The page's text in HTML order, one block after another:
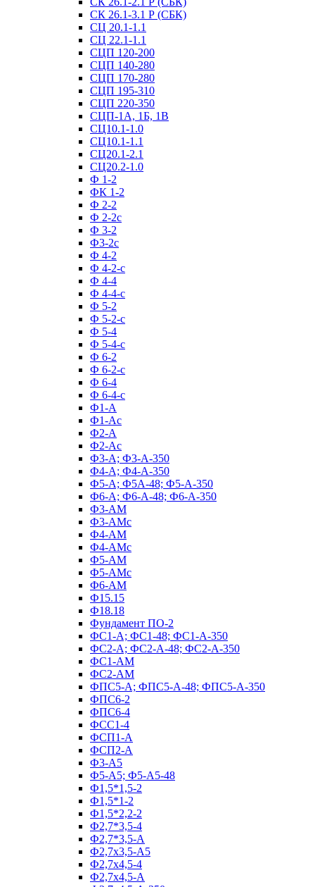
СК 26.1-3.1 Р (СБК)
СЦ 20.1-1.1
СЦ 22.1-1.1
СЦП 120-200
СЦП 140-280
СЦП 170-280
СЦП 195-310
СЦП 220-350
СЦП-1А, 1Б, 1В
СЦ10.1-1.0
СЦ10.1-1.1
СЦ20.1-2.1
СЦ20.2-1.0
Ф 1-2
ФК 1-2
Ф 2-2
Ф 2-2с
Ф 3-2
Ф3-2с
Ф 4-2
Ф 4-2-с
Ф 4-4
Ф 4-4-с
Ф 5-2
Ф 5-2-с
Ф 5-4
Ф 5-4-с
Ф 6-2
Ф 6-2-с
Ф 6-4
Ф 6-4-с
Ф1-А
Ф1-Ас
Ф2-А
Ф2-Ас
Ф3-А; Ф3-А-350
Ф4-А; Ф4-А-350
Ф5-А; Ф5А-48; Ф5-А-350
Ф6-А; Ф6-А-48; Ф6-А-350
Ф3-АМ
Ф3-АМс
Ф4-АМ
Ф4-АМс
Ф5-АМ
Ф5-АМс
Ф6-АМ
Ф15.15
Ф18.18
Фундамент ПО‑2
ФС1-А; ФС1-48; ФС1-А-350
ФС2-А; ФС2-А-48; ФС2-А-350
ФС1-АМ
ФС2-АМ
ФПС5-А; ФПС5-А-48; ФПС5-А-350
ФПС6-2
ФПС6-4
ФСС1-4
ФСП1-А
ФСП2-А
Ф3-А5
Ф5-А5; Ф5-А5-48
Ф1,5*1,5-2
Ф1,5*1-2
Ф1,5*2,2-2
Ф2,7*3,5-4
Ф2,7*3,5-А
Ф2,7х3,5-А5
Ф2,7х4,5-4
Ф2,7х4,5-А